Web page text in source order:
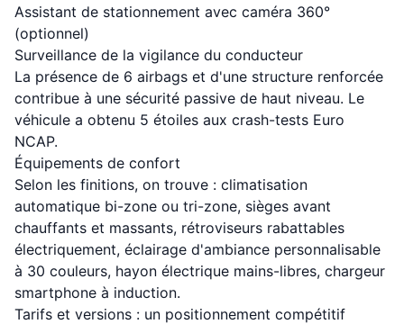
Assistant de stationnement avec caméra 360°
(optionnel)
Surveillance de la vigilance du conducteur
La présence de 6 airbags et d'une structure renforcée
contribue à une sécurité passive de haut niveau. Le
véhicule a obtenu 5 étoiles aux crash-tests Euro
NCAP.
Équipements de confort
Selon les finitions, on trouve : climatisation
automatique bi-zone ou tri-zone, sièges avant
chauffants et massants, rétroviseurs rabattables
électriquement, éclairage d'ambiance personnalisable
à 30 couleurs, hayon électrique mains-libres, chargeur
smartphone à induction.
Tarifs et versions : un positionnement compétitif